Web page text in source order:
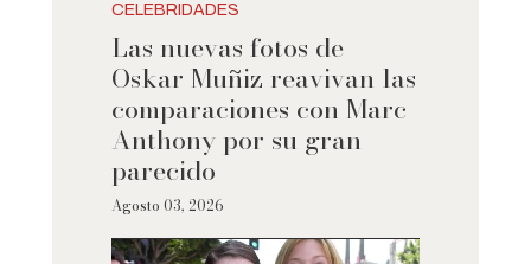
CELEBRIDADES
Las nuevas fotos de
Oskar Muñiz reavivan las
comparaciones con Marc
Anthony por su gran
parecido
Agosto 03, 2026